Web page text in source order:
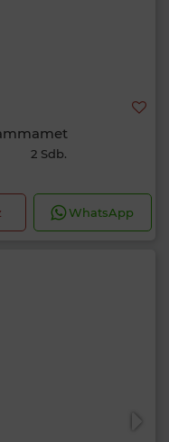
2 Sdb.
WhatsApp